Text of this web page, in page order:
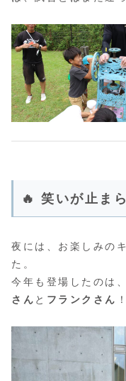
🔥 笑いが止ま
夜には、お楽しみの
た。
今年も登場したのは
さん と フランクさん ！